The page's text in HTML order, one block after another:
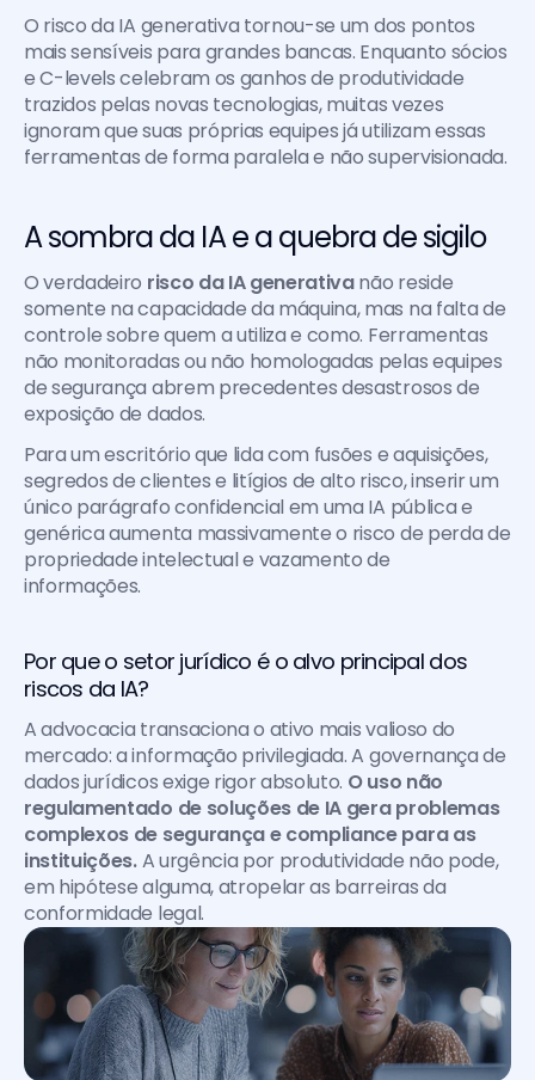
O risco da IA generativa tornou-se um dos pontos
mais sensíveis para grandes bancas. Enquanto sócios
e C-levels celebram os ganhos de produtividade
trazidos pelas novas tecnologias, muitas vezes
ignoram que suas próprias equipes já utilizam essas
ferramentas de forma paralela e não supervisionada.
A sombra da IA e a quebra de sigilo
O verdadeiro risco da IA generativa não reside
somente na capacidade da máquina, mas na falta de
controle sobre quem a utiliza e como. Ferramentas
não monitoradas ou não homologadas pelas equipes
de segurança abrem precedentes desastrosos de
exposição de dados.
Para um escritório que lida com fusões e aquisições,
segredos de clientes e litígios de alto risco, inserir um
único parágrafo confidencial em uma IA pública e
genérica aumenta massivamente o risco de perda de
propriedade intelectual e vazamento de
informações.
Por que o setor jurídico é o alvo principal dos
riscos da IA?
A advocacia transaciona o ativo mais valioso do
mercado: a informação privilegiada. A governança de
dados jurídicos exige rigor absoluto. O uso não
regulamentado de soluções de IA gera problemas
complexos de segurança e compliance para as
instituições. A urgência por produtividade não pode,
em hipótese alguma, atropelar as barreiras da
conformidade legal.